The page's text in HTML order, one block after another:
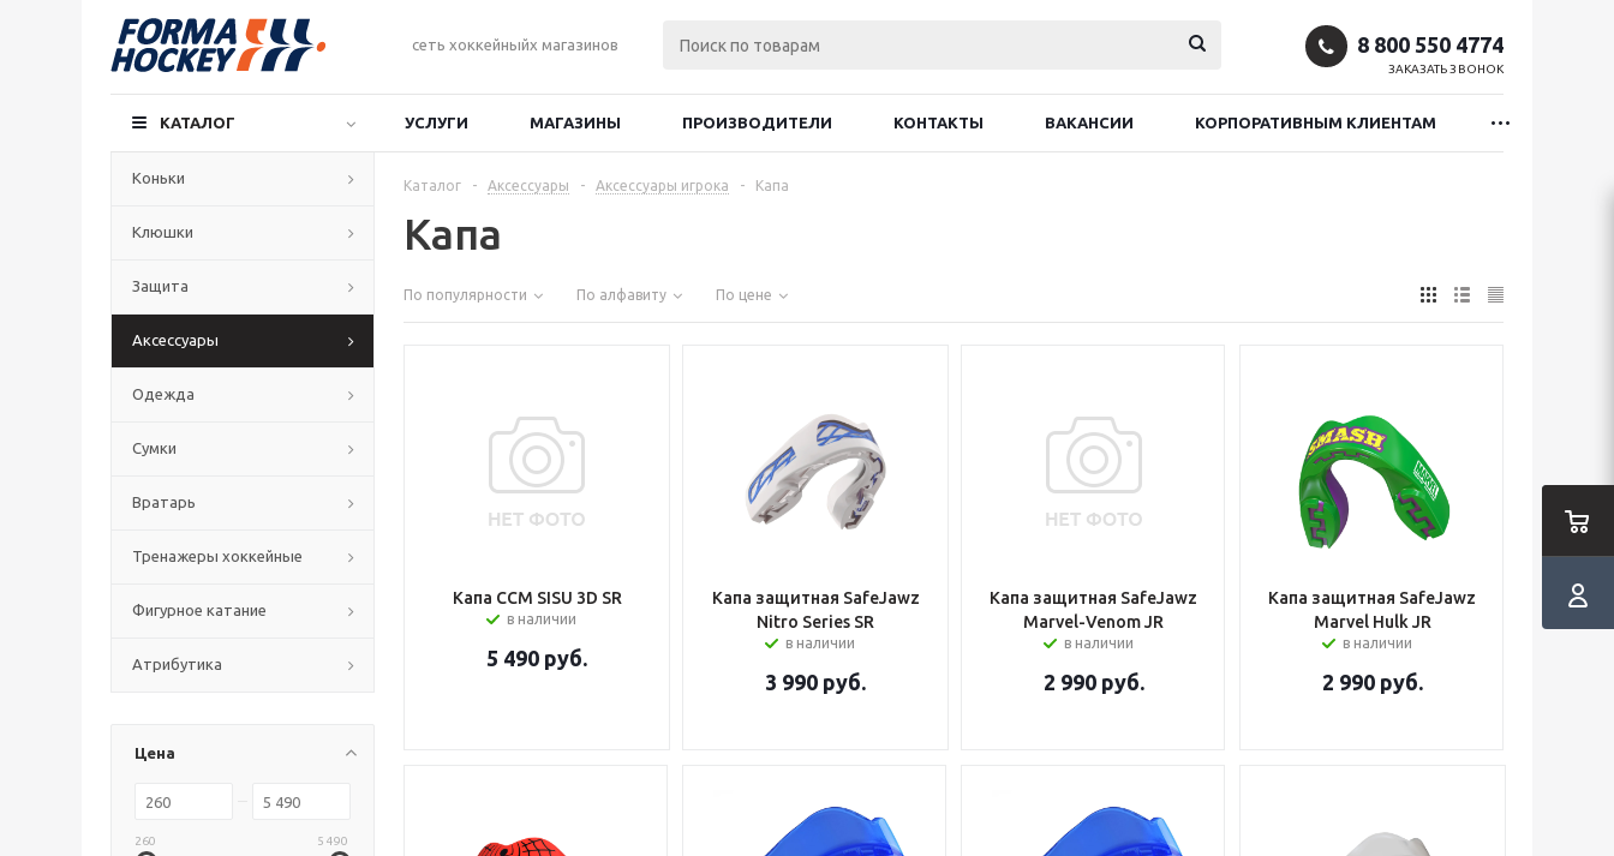
сеть хоккейныйх магазинов 8 800 550 4774
ЗАКАЗАТЬ ЗВОНОК
КАТАЛОГ УСЛУГИ МАГАЗИНЫ ПРОИЗВОДИТЕЛИ КОНТАКТЫ ВАКАНСИИ КОРПОРАТИВНЫМ КЛИЕНТАМ
Коньки
Клюшки
Защита
Аксессуары
Одежда
Сумки
Вратарь
Тренажеры хоккейные
Фигурное катание
Атрибутика
Цена
260 5 490
Каталог - Аксессуары - Аксессуары игрока - Капа
Капа
По популярности По алфавиту По цене
Капа CCM SISU 3D SR
в наличии
5 490 руб.
Капа защитная SafeJawz
Nitro Series SR
в наличии
3 990 руб.
Капа защитная SafeJawz
Marvel-Venom JR
в наличии
2 990руб.
Капа защитная SafeJawz
Marvel Hulk JR
в наличии
2 990руб.